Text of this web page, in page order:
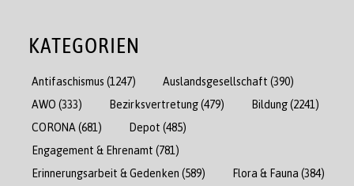
KATEGORIEN
Antifaschismus (1247) Auslandsgesellschaft (390)
AWO (333) Bezirksvertretung(479) Bildung(2241)
CORONA (681) Depot (485)
Engagement & Ehrenamt (781)
Erinnerungsarbeit & Gedenken (589) Flora & Fauna (384)